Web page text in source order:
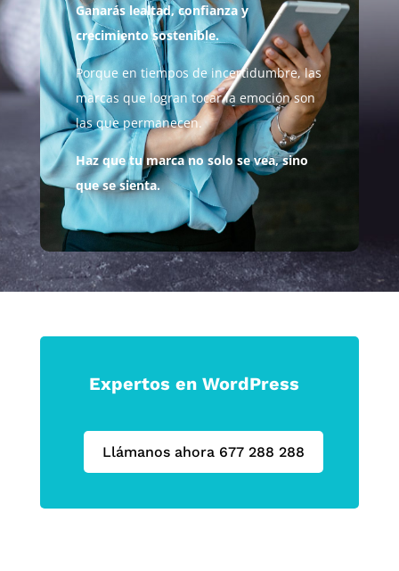
Ganarás lealtad, confianza y
crecimiento sostenible.
Porque en tiempos de incertidumbre, las
marcas que logran tocar la emoción son
las que permanecen.
Haz que tu marca no solo se vea, sino
que se sienta.
Expertos en WordPress
Llámanos ahora 677 288 288